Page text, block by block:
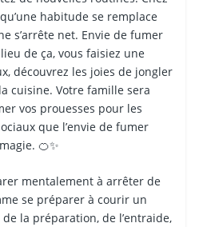
habitude se remplace
s’arrête net. Envie de fumer
de ça, vous faisiez une
découvrez les joies de jongler
cuisine. Votre famille sera
vos prouesses pour les
que l’envie de fumer
🍊✨
mentalement à arrêter de
se préparer à courir un
la préparation, de l’entraide,